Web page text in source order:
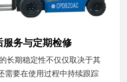
服务与定期检修
长期稳定性不仅仅取决于其
需要在使用过程中持续跟踪